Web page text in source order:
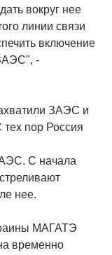
вокруг нее
линии связи
включение
-
ЗАЭС и
тех пор Россия
С начала
нее.
МАГАТЭ
временно